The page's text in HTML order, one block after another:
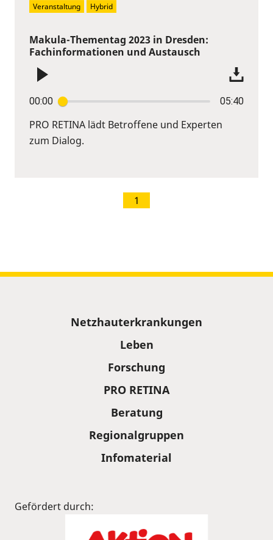
Makula-Thementag 2023 in Dresden:
Fachinformationen und Austausch
00:00 05:40
PRO RETINA lädt Betroffene und Experten
zum Dialog.
Veranstaltung
Hybrid
1
Netzhauterkrankungen
Leben
Forschung
PRO RETINA
Beratung
Regionalgruppen
Infomaterial
Gefördert durch: